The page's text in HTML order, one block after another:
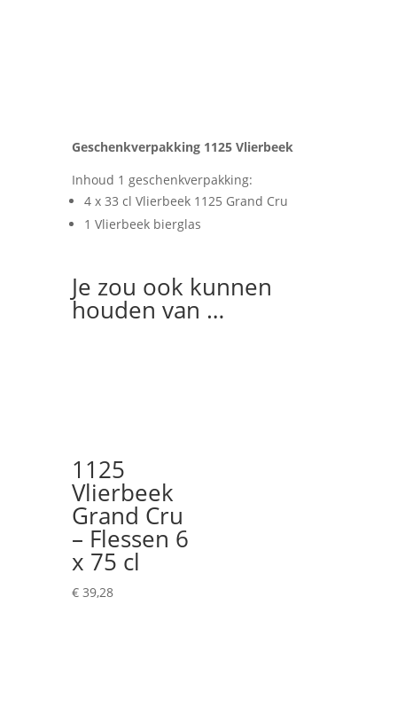
Geschenkverpakking 1125 Vlierbeek
Inhoud 1 geschenkverpakking:
4 x 33 cl Vlierbeek 1125 Grand Cru
1 Vlierbeek bierglas
Je zou ook kunnen
houden van …
1125
Vlierbeek
Grand Cru
– Flessen 6
x 75 cl
€39,28